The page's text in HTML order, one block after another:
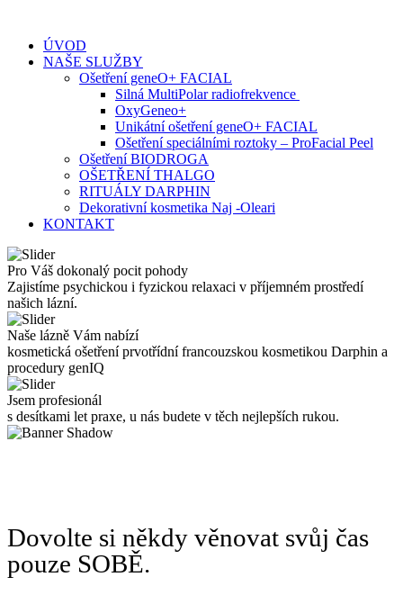
contentÚVOD
NAŠE SLUŽBY
Ošetření geneO+ FACIAL
Silná MultiPolar radiofrekvence
OxyGeneo+
Unikátní ošetření geneO+ FACIAL
Ošetření speciálními roztoky – ProFacial Peel
Ošetření BIODROGA
OŠETŘENÍ THALGO
RITUÁLY DARPHIN
Dekorativní kosmetika Naj -Oleari
KONTAKT
Pro Váš dokonalý pocit pohody
Zajistíme psychickou i fyzickou relaxaci v příjemném prostředí
našich lázní.
Naše lázně Vám nabízí
kosmetická ošetření prvotřídní francouzskou kosmetikou Darphin a
procedury genIQ
Jsem profesionál
s desítkami let praxe, u nás budete v těch nejlepších rukou.
Dovolte si někdy věnovat svůj čas
pouze SOBĚ.